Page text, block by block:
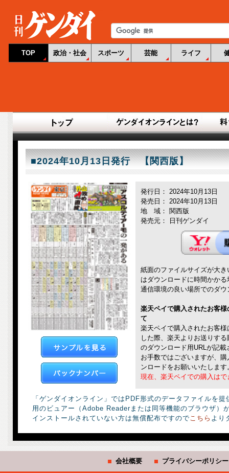
TOP 政治・社会 スポーツ 芸能 ライフ
■2024年10月13日発行 【関西版】
発行日： 2024年10月13日
発売日： 2024年10月13日
地 域： 関西版
発売元： 日刊ゲンダイ
紙面のファイルサイズが大
はダウンロードに時間かか
通信環境の良い場所でのダ
楽天ペイで購入されたお客
て
楽天ペイで購入されたお客
した際、楽天よりお送りす
のダウンロード用URLが記載
お手数ではございますが、
ンロードをお願いいたします
現在、楽天ペイでの購入はで
「ゲンダイオンライン」ではPDF形式のデータファイルを
用のビュアー（Adobe Readerまたは同等機能のブラウザ）
インストールされていない方は無償配布ですのでこちら より
会社概要 プライバシーポリシー